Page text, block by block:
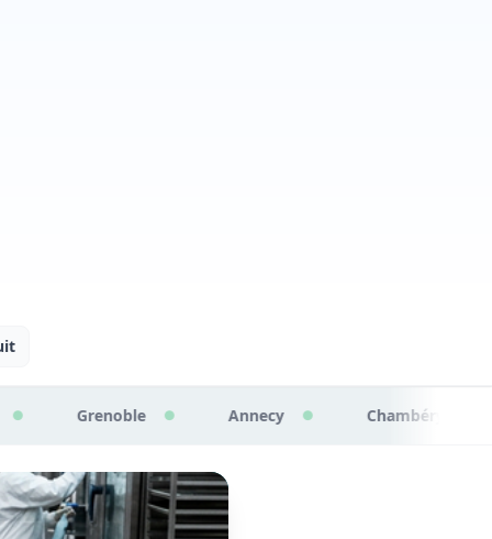
● Annecy ● Chambéry Valence